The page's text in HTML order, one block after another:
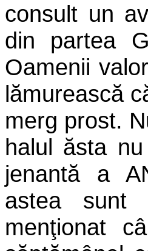
consult un
din partea
Oamenii
lămurească
merg prost.
halul ăsta
jenantă a
astea sunt
menţionat